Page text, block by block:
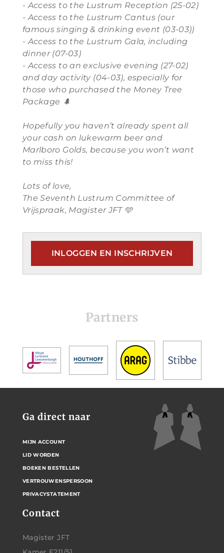
- Access to the Lustrum Reception (25-02)
- Access to the Lustrum Cantus (our
famous singing & drinking event (03-03))
- Access to the Lustrum Gala, including
dinner (07-03)
- Access to an exclusive evening (27-02)
and day activity (04-03), especially for
those who purchased the Money Tree
Package 🌲
Hopefully you haven’t already spent all
your cash on lukewarm beer and
Marlboro Golds, because you won’t want
to miss this!
Lots of love,
The Seventh Lustrum Committee of
Vrijspraak, Magister JFT 🩵
INLOGGEN EN INSCHRIJVEN
Partners
Contact
Magister JFT
Ga direct naar
MIJN ACCOUNT
LID WORDEN
BOEKEN BESTELLEN
VERTROUWENSPERSOON
PRIVACYSTATEMENT